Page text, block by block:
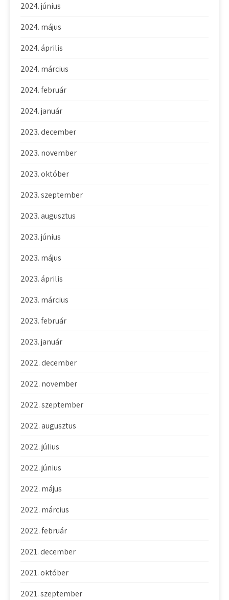
2024. június
2024. május
2024. április
2024. március
2024. február
2024. január
2023. december
2023. november
2023. október
2023. szeptember
2023. augusztus
2023. június
2023. május
2023. április
2023. március
2023. február
2023. január
2022. december
2022. november
2022. szeptember
2022. augusztus
2022. július
2022. június
2022. május
2022. március
2022. február
2021. december
2021. október
2021. szeptember